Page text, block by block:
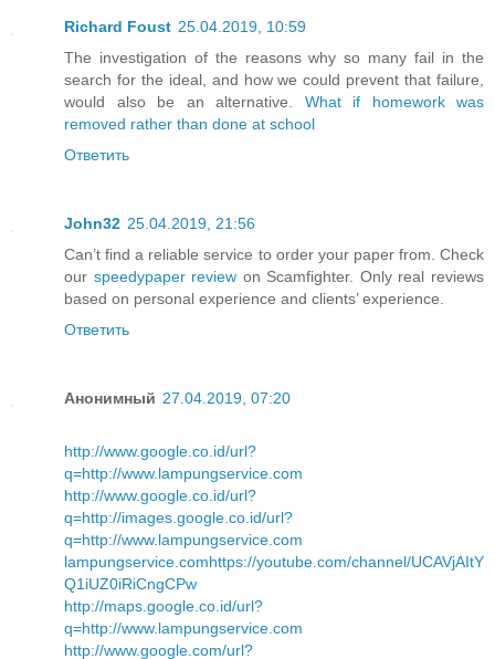
Richard Foust 25.04.2019, 10:59
The investigation of the reasons why so many fail in the
search for the ideal, and how we could prevent that failure,
would also be an alternative. What if homework was
removed rather than done at school
Ответить
John32 25.04.2019, 21:56
Can’t find a reliable service to order your paper from. Check
our speedypaper review on Scamfighter. Only real reviews
based on personal experience and clients’ experience.
Ответить
Анонимный 27.04.2019, 07:20
http://www.google.co.id/url?
q=http://www.lampungservice.com
http://www.google.co.id/url?
q=http://images.google.co.id/url?
q=http://www.lampungservice.com
lampungservice.comhttps://youtube.com/channel/UCAVjAItY
Q1iUZ0iRiCngCPw
http://maps.google.co.id/url?
q=http://www.lampungservice.com
http://www.google.com/url?